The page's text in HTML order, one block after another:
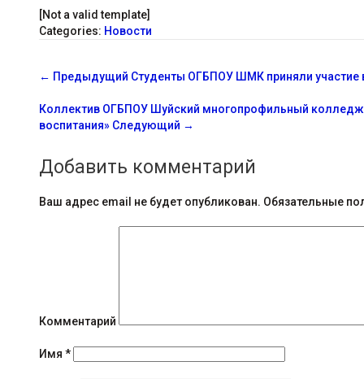
[Not a valid template]
Categories: Новости
С
о
о
б
щ
я
а
← Предыдущий Студенты ОГБПОУ ШМК приняли участие
Коллектив ОГБПОУ Шуйский многопрофильный колледж
воспитания» Следующий →
Добавить комментарий
Ваш адрес email не будет опубликован. Обязательные
Комментарий
Имя *